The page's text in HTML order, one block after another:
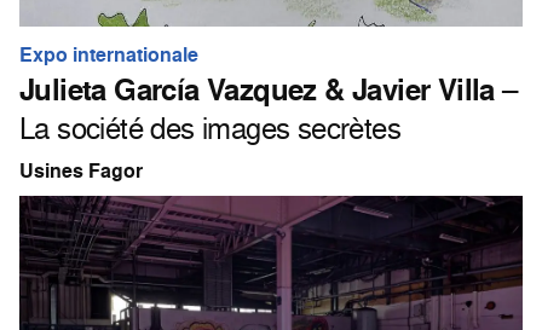
Expo internationale
Julieta García Vazquez & Javier Villa–
La société des images secrètes
Usines Fagor